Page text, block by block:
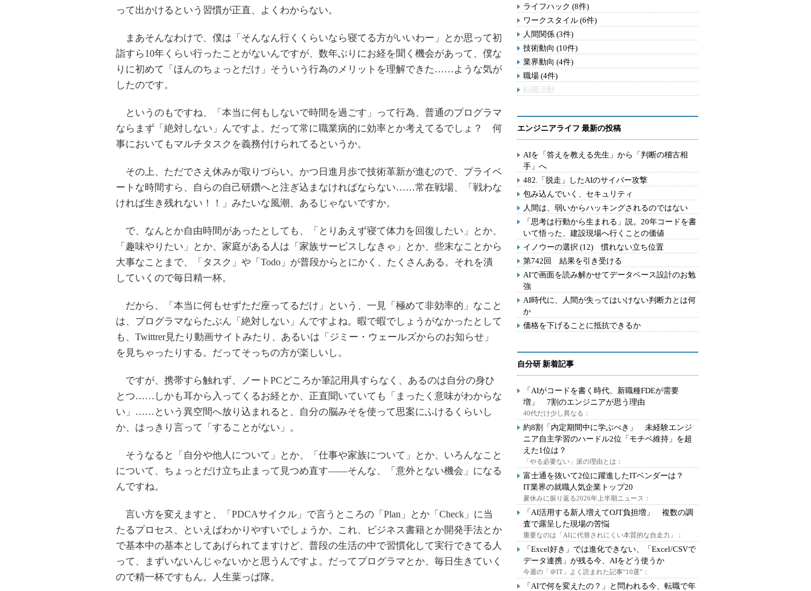
って出かけるという習慣が正直、よくわからない。
まあそんなわけで、僕は「そんなん行くくらいなら寝てる方がいいわー」とか思って初
詣すら10年くらい行ったことがないんですが、数年ぶりにお経を聞く機会があって、僕な
りに初めて「ほんのちょっとだけ」そういう行為のメリットを理解できた……ような気が
したのです。
というのもですね、「本当に何もしないで時間を過ごす」って行為、普通のプログラマ
ならまず「絶対しない」んですよ。だって常に職業病的に効率とか考えてるでしょ？ 何
事においてもマルチタスクを義務付けられてるというか。
その上、ただでさえ休みが取りづらい。かつ日進月歩で技術革新が進むので、プライベ
ートな時間すら、自らの自己研鑽へと注ぎ込まなければならない……常在戦場、「戦わな
ければ生き残れない！！」みたいな風潮、あるじゃないですか。
で、なんとか自由時間があったとしても、「とりあえず寝て体力を回復したい」とか、
「趣味やりたい」とか、家庭がある人は「家族サービスしなきゃ」とか、些末なことから
大事なことまで、「タスク」や「Todo」が普段からとにかく、たくさんある。それを潰
していくので毎日精一杯。
だから、「本当に何もせずただ座ってるだけ」という、一見「極めて非効率的」なこと
は、プログラマならたぶん「絶対しない」んですよね。暇で暇でしょうがなかったとして
も、Twittrer見たり動画サイトみたり、あるいは「ジミー・ウェールズからのお知らせ」
を見ちゃったりする。だってそっちの方が楽しいし。
ですが、携帯すら触れず、ノートPCどころか筆記用具すらなく、あるのは自分の身ひ
とつ……しかも耳から入ってくるお経とか、正直聞いていても「まったく意味がわからな
い」……という異空間へ放り込まれると、自分の脳みそを使って思案にふけるくらいし
か、はっきり言って「することがない」。
そうなると「自分や他人について」とか、「仕事や家族について」とか、いろんなこと
について、ちょっとだけ立ち止まって見つめ直す――そんな、「意外とない機会」になる
んですね。
言い方を変えますと、「PDCAサイクル」で言うところの「Plan」とか「Check」に当
たるプロセス、といえばわかりやすいでしょうか。これ、ビジネス書籍とか開発手法とか
で基本中の基本としてあげられてますけど、普段の生活の中で習慣化して実行できてる人
って、まずいないんじゃないかと思うんですよ。だってプログラマとか、毎日生きていく
ので精一杯ですもん。人生葉っぱ隊。
ライフハック (8件)
ワークスタイル (6件)
人間関係 (3件)
技術動向 (10件)
業界動向 (4件)
職場 (4件)
転職活動
エンジニアライフ 最新の投稿
AIを「答えを教える先生」から「判断の稽古相
手」へ
482.「脱走」したAIのサイバー攻撃
包み込んでいく、セキュリティ
人間は、弱いからハッキングされるのではない
「思考は行動から生まれる」説。20年コードを書
いて悟った、建設現場へ行くことの価値
イノウーの選択 (12) 慣れない立ち位置
第742回 結果を引き受ける
AIで画面を読み解かせてデータベース設計のお勉
強
AI時代に、人間が失ってはいけない判断力とは何
か
価格を下げることに抵抗できるか
自分研 新着記事
「AIがコードを書く時代、新職種FDEが需要
増」 7割のエンジニアが思う理由
40代だけ少し異なる：
約8割「内定期間中に学ぶべき」 未経験エンジ
ニア自主学習のハードル2位「モチベ維持」を超
えた1位は？
「やる必要ない」派の理由とは：
富士通を抜いて2位に躍進したITベンダーは？
IT業界の就職人気企業トップ20
夏休みに振り返る2026年上半期ニュース：
「AI活用する新人増えてOJT負担増」 複数の調
査で露呈した現場の苦悩
重要なのは「AIに代替されにくい本質的な自走力」：
「Excel好き」では進化できない、「Excel/CSVで
データ連携」が残る今、AIをどう使うか
今週の「＠IT」よく読まれた記事“10選”：
「AIで何を変えたの？」と問われる今、転職で年